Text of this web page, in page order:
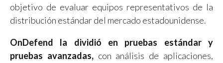
objetivo de evaluar equipos representativos de la
distribución estándar del mercado estadounidense.
OnDefend la dividió en pruebas estándar y
pruebas avanzadas,con análisis de aplicaciones,